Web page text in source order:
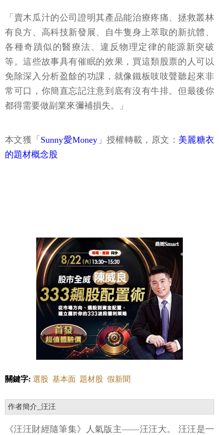
「賣木瓜汁的公司證明其產品能治療疼痛、拯救叢林
有良方、高科技新發展、自牛隻身上萃取的新抗體、
各種奇蹟似的醫療法、違反物理定律的能源新突破
等。這些故事具有催眠的效果，買這類股票的人可以
免除深入分析盈餘的功課，就像鐵板吱吱聲聽起來非
常可口，你簡直忘記注意到底有沒有牛排。但最後你
都得需要做副業來彌補損失。」
本文獲「 Sunny愛Money 」授權轉載，原文： 美麗糖衣
的題材概念股
關鍵字: 選股 基本面 題材股 假新聞
作者簡介_汪汪
《汪汪財經隨筆集》人氣版主——汪汪大。 汪汪是一